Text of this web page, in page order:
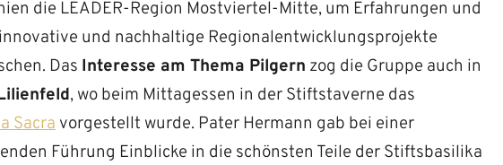
die LEADER-Region Mostviertel-Mitte, um Erfahrungen und
und nachhaltige Regionalentwicklungsprojekte
Das Interesse am Thema Pilgern zog die Gruppe auch in
, wo beim Mittagessen in der Stiftstaverne das
Sacra vorgestellt wurde. Pater Hermann gab bei einer
Führung Einblicke in die schönsten Teile der Stiftsbasilika